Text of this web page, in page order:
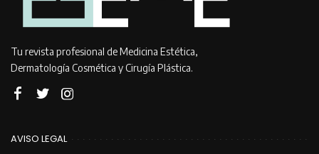
Tu revista profesional de Medicina Estética,
Dermatología Cosmética y Cirugía Plástica.
AVISO LEGAL